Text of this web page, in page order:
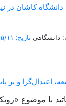
کاشان در
دانشگاهی تاریخ: ۱۴۰۵/۰۵/۱۱
اعتدال‌گرا و بر
با موضوع